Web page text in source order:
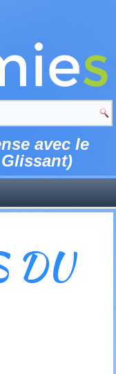
avec le
DU